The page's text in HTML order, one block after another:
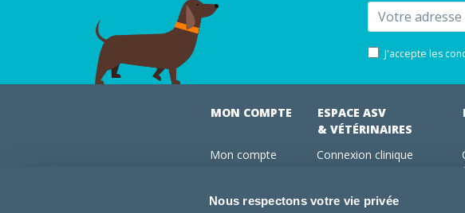
Nous respectons votre vie privée
Email
J'accepte les
MON COMPTE
Mon compte
ESPACE ASV
& VÉTÉRINAIRES
Connexion clinique